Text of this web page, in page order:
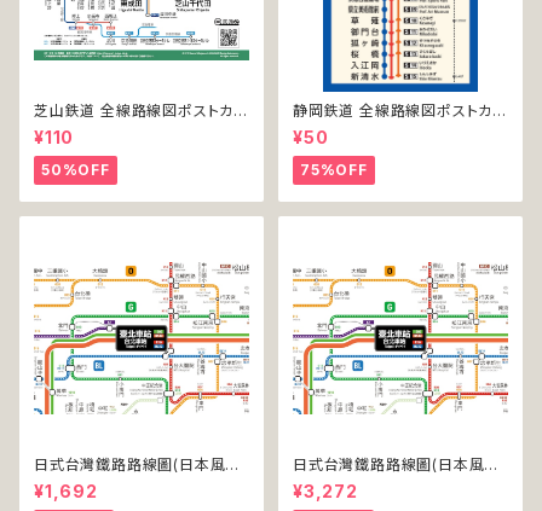
芝山鉄道 全線路線図ポストカー
ド 2020
¥110
50%OFF
静岡鉄道 全線路線図ポストカー
ド 2017
¥50
75%OFF
日式台灣鐵路路線圖(日本風台
湾鉄道路線図)(デジタル版／L
T)
¥1,692
日式台灣鐵路路線圖(日本風台
湾鉄道路線図)(デジタル版／LT
-NC)
¥3,272